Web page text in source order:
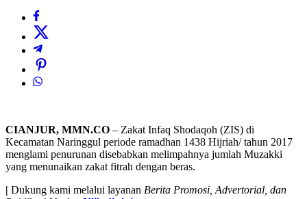
CIANJUR, MMN.CO – Zakat Infaq Shodaqoh (ZIS) di
Kecamatan Naringgul periode ramadhan 1438 Hijriah/ tahun 2017
menglami penurunan disebabkan melimpahnya jumlah Muzakki
yang menunaikan zakat fitrah dengan beras.
| Dukung kami melalui layanan Berita Promosi, Advertorial, dan